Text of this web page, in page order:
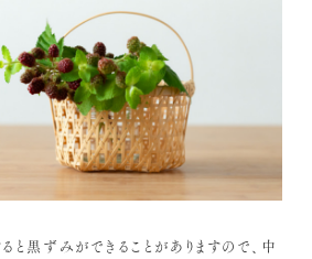
と黒ずみができることがありますので、中